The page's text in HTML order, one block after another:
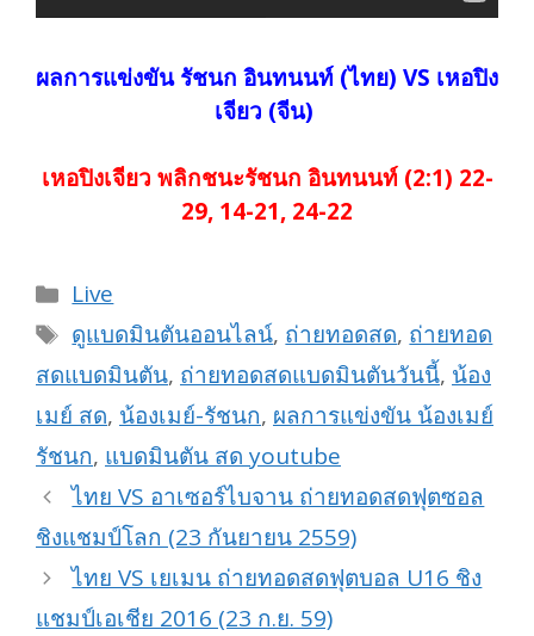
ผลการแข่งขัน รัชนก อินทนนท์ (ไทย) VS เหอปิง
เจียว (จีน)
เหอปิงเจียว พลิกชนะรัชนก อินทนนท์ (2:1) 22-
29, 14-21, 24-22
Categories
Live
Tags
ดูแบดมินตันออนไลน์, ถ่ายทอดสด, ถ่ายทอด
สดแบดมินตัน, ถ่ายทอดสดแบดมินตันวันนี้, น้อง
เมย์ สด, น้องเมย์-รัชนก, ผลการแข่งขัน น้องเมย์
รัชนก, แบดมินตัน สด youtube
ไทย VS อาเซอร์ไบจาน ถ่ายทอดสดฟุตซอล
ชิงแชมป์โลก (23 กันยายน 2559)
ไทย VS เยเมน ถ่ายทอดสดฟุตบอล U16 ชิง
แชมป์เอเชีย 2016 (23 ก.ย. 59)